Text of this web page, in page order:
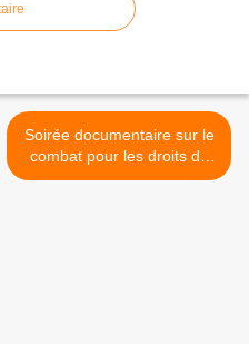
Soirée documentaire sur le
combat pour les droits de
l'homme, à 20h50 sur Arte